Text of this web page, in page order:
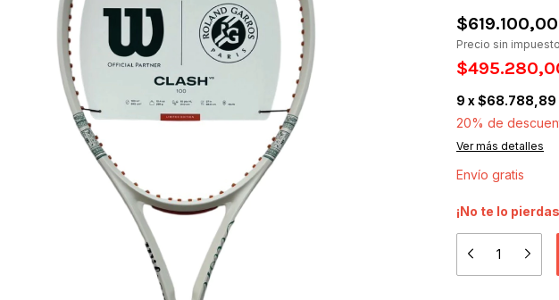
$619.100,00
Precio sin
9 x$68.788,89
20% de
Ver más detalles
Envío gratis
¡No te lo